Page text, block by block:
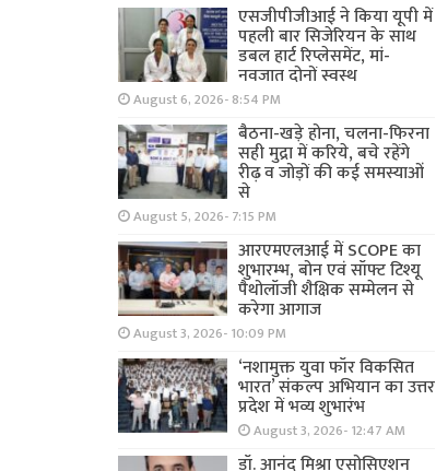
एसजीपीजीआई ने किया यूपी में
पहली बार सिजेरियन के साथ
डबल हार्ट रिप्लेसमेंट, मां-
नवजात दोनों स्वस्थ
August 6, 2026- 8:54 PM
बैठना-खड़े होना, चलना-फिरना
सही मुद्रा में करिये, बचे रहेंगे
रीढ़ व जोड़ों की कई समस्याओं
से
August 5, 2026- 7:15 PM
आरएमएलआई में SCOPE का
शुभारम्भ, बोन एवं सॉफ्ट टिश्यू
पैथोलॉजी शैक्षिक सम्मेलन से
करेगा आगाज
August 3, 2026- 10:09 PM
‘नशामुक्त युवा फॉर विकसित
भारत’ संकल्प अभियान का उत्तर
प्रदेश में भव्य शुभारंभ
August 3, 2026- 12:47 AM
डॉ. आनंद मिश्रा एसोसिएशन